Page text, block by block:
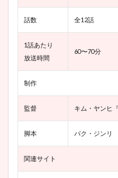
ち、他
人にな
れるか
相関図
ラマ
『私た
ち、他
人にな
れるか
ト＆登
場人物
話数 全12話
1話あたり
放送時間
60〜70分
制作
監督 キム・ヤンヒ
脚本 パク・ジンリ
関連サイト